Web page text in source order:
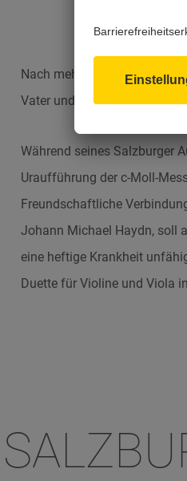
Nach mehr als eineinhalb
Vater und seine Schwester zu
Während seines Salzburger
Uraufführung der c-Moll-
Freundschaftliche
Johann Michael Haydn, soll
eine heftige Krankheit
Duette für Violine und Viola